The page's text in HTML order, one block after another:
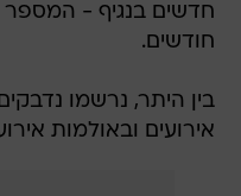
חדשים בנגיף - המספר
חודשים.
בין היתר, נרשמו
אירועים ובאולמות